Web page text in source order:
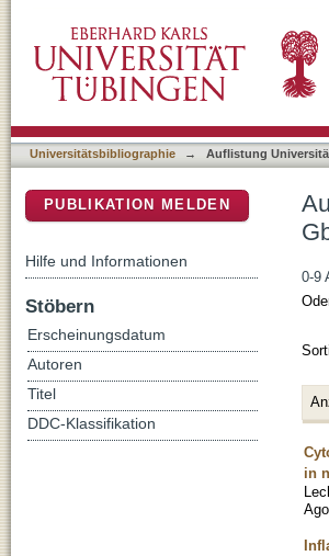
Universitätsbibliographie → Auflistung
0-9
in
PUBLIKATION MELDEN
Hilfe und Informationen
Stöbern
Erscheinungsdatum
Autoren
Titel
DDC-Klassifikation